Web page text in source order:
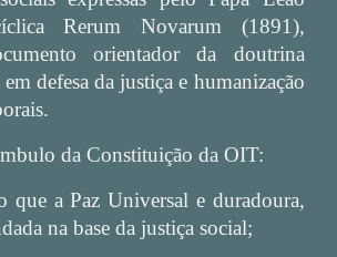
Rerum Novarum (1891),
orientador da doutrina
defesa da justiça e humanização
da Constituição da OIT:
que a Paz Universal e duradoura,
na base da justiça social;